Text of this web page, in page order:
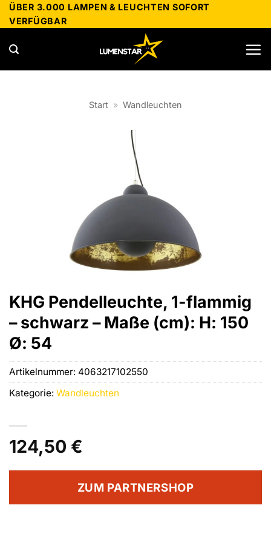
Zum
Inhalt
springen
ÜBER 3.000 LAMPEN & LEUCHTEN SOFORT
VERFÜGBAR
Start » Wandleuchten
KHG Pendelleuchte, 1-flammig
– schwarz – Maße (cm): H: 150
Ø: 54
124,50 €
ZUM PARTNERSHOP
Artikelnummer: 4063217102550
Kategorie: Wandleuchten